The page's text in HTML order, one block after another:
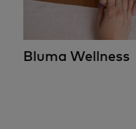
Bluma Wellness